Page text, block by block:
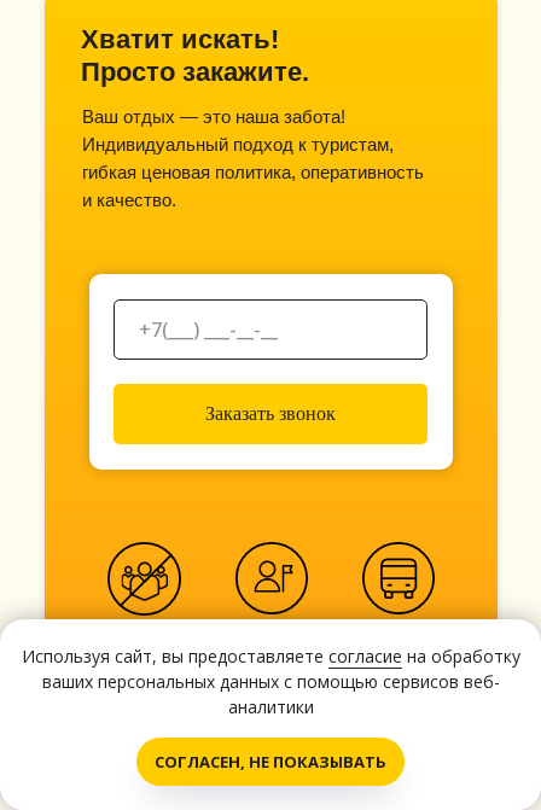
Написать нам!
Ваш отдых — это наша забота!
Индивидуальный подход к туристам,
гибкая ценовая политика, оперативность
и качество.
Хватит искать!
Просто закажите.
Заказать звонок
Нажимая «Заказать звонок», вы даете согласие
обработку персональных данных
принимаете условияпользовательского
соглашения.
экскурсовод
водителем
Используя сайт, вы предоставляете согласие на обработку
ваших персональных данных с помощью сервисов веб-
аналитики
СОГЛАСЕН, НЕ ПОКАЗЫВАТЬ